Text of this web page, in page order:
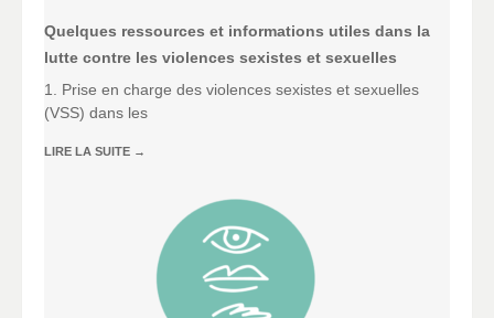
Quelques ressources et informations utiles dans la
lutte contre les violences sexistes et sexuelles
1. Prise en charge des violences sexistes et sexuelles
(VSS) dans les
LIRE LA SUITE →